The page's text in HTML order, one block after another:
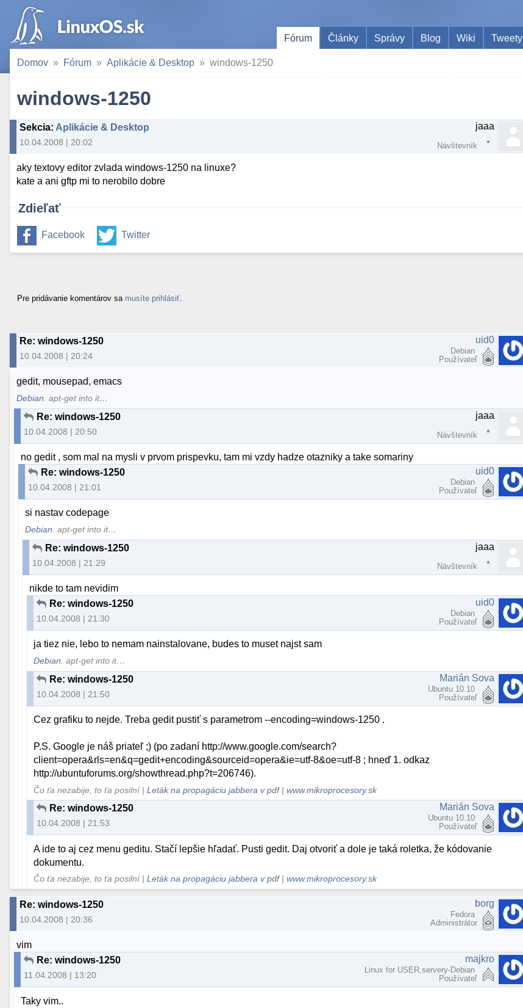
Fórum
Články Správy Blog Wiki Tweety
Domov Fórum Aplikácie & Desktop windows-1250
windows-1250
Sekcia: Aplikácie & Desktop
10.04.2008 | 20:02
jaaa
Návštevník
aky textovy editor zvlada windows-1250 na linuxe?
kate a ani gftp mi to nerobilo dobre
Zdieľať
Facebook Twitter
Pre pridávanie komentárov sa musíte prihlásiť
Re: windows-1250
10.04.2008 | 20:24
uid0
Debian
Používateľ
gedit, mousepad, emacs
Debian . apt-get into it…
Re: windows-1250
10.04.2008 | 20:50
jaaa
Návštevník
no gedit , som mal na mysli v prvom prispevku, tam mi vzdy hadze otazniky a take somariny
Re: windows-1250
10.04.2008 | 21:01
uid0
Debian
Používateľ
si nastav codepage
Debian . apt-get into it…
Re: windows-1250
10.04.2008 | 21:29
jaaa
Návštevník
nikde to tam nevidim
Re: windows-1250
10.04.2008 | 21:30
uid0
Debian
Používateľ
ja tiez nie, lebo to nemam nainstalovane, budes to muset najst sam
Debian . apt-get into it…
Re: windows-1250
10.04.2008 | 21:50
Marián Sova
Ubuntu 10.10
Používateľ
Cez grafiku to nejde. Treba gedit pustiť s parametrom --encoding=windows-1250 .
P.S. Google je náš priateľ ;) (po zadaní http://www.google.com/search?
client=opera&rls=en&q=gedit+encoding&sourceid=opera&ie=utf-8&oe=utf-8 ; hneď 1. odkaz
http://ubuntuforums.org/showthread.php?t=206746).
Čo ťa nezabije, to ťa posilní |Leták na propagáciu jabbera v pdf|www.mikroprocesory.sk
Re: windows-1250
10.04.2008 | 21:53
Marián Sova
Ubuntu 10.10
Používateľ
A ide to aj cez menu geditu. Stačí lepšie hľadať. Pusti gedit. Daj otvoriť a dole je taká roletka, že kódovanie
dokumentu.
Čo ťa nezabije, to ťa posilní |Leták na propagáciu jabbera v pdf|www.mikroprocesory.sk
Re: windows-1250
10.04.2008 | 20:36
borg
Fedora
Administrátor
vim
Re: windows-1250
11.04.2008 | 13:20
majkro
Linux for USER,servery-Debian
Používateľ
Taky vim..